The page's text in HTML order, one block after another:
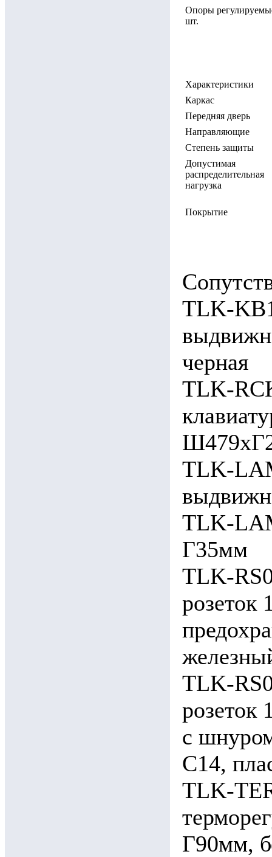
Опоры
шт.
Характеристики
Каркас
Передняя дверь
Направляющие
Степень защиты
Допустимая
распределительная
нагрузка
Покрытие
TLK-
черная
TLK-
TLK-
TLK-
Г35мм
TLK-
розеток
TLK-
розеток
c
C14,
TLK-
Г90мм,